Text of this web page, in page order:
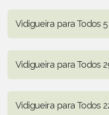
Vidigueira para Todos
Vidigueira para Todos
Vidigueira para Todos